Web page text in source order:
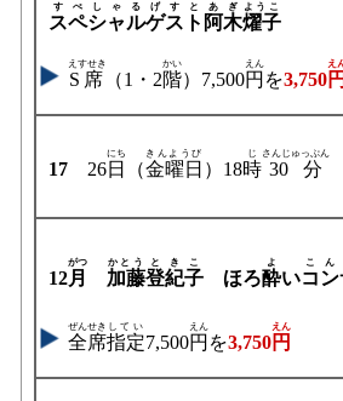
スペシャル
すぺしゃる
ゲスト
げすと
阿木
あぎ
燿子
ようこ
S席
えすせき
（1・2階
かい
）7,500円
えん
を3,750円
え
17 26日
にち
（金曜日
きんようび
）18時
じ
30分
さんじゅっぷん
12月
がつ
加藤
かとう
登紀子
ときこ
ほろ酔
よ
いコン
こん
全席
ぜんせき
指定
してい
7,500円
えん
を3,750円
えん